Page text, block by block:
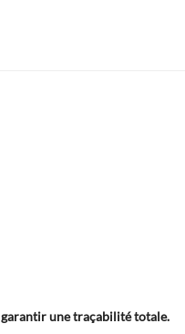
garantir une traçabilité totale.